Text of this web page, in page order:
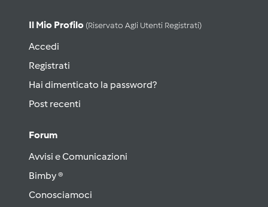
Il Mio Profilo (riservato Agli Utenti Registrati)
Accedi
Registrati
Hai dimenticato la password?
Post recenti
Forum
Avvisi e Comunicazioni
Bimby ®
Conosciamoci